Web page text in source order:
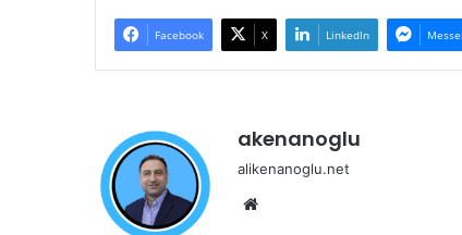
Facebook X LinkedIn
akenanoglu
alikenanoglu.net